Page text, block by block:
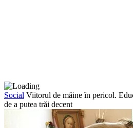
Social Viitorul de mâine în pericol.
de a putea trăi decent